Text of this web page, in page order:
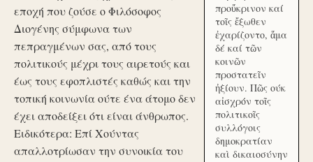
εποχή που ζούσε ο Φιλόσοφος
Διογένης σύμφωνα των
πεπραγμένων σας, από τους
πολιτικούς μέχρι τους αιρετούς και
έως τους εφοπλιστές καθώς και την
τοπική κοινωνία ούτε ένα άτομο δεν
έχει αποδείξει ότι είναι άνθρωπος.
Ειδικότερα: Επί Χούντας
απαλλοτρίωσαν την συνοικία του
προὔκρινον καί
τοῖς ἔξωθεν
ἐχαρίζοντο, ἅμα
δέ καί τῶν
κοινῶν
προστατεῖν
ἠξίουν. Πῶς ούκ
αἰσχρόν τοῖς
πολιτικοῖς
συλλόγοις
δημοκρατίαν
καὶ δικαιοσύνην